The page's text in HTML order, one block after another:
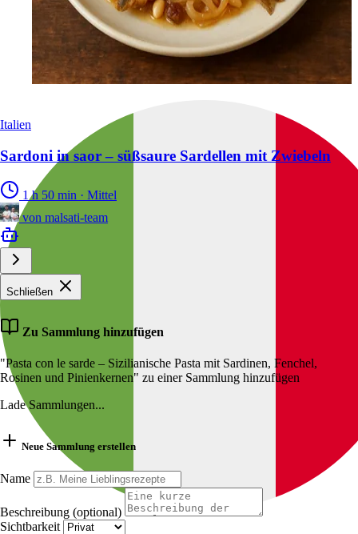
Italien
Sardoni in saor – süßsaure Sardellen mit Zwiebeln
1 h 50 min · Mittel
von malsati-team
Schließen
Zu Sammlung hinzufügen
"Pasta con le sarde – Sizilianische Pasta mit Sardinen, Fenchel,
Rosinen und Pinienkernen" zu einer Sammlung hinzufügen
Lade Sammlungen...
Neue Sammlung erstellen
Name
Beschreibung (optional)
Sichtbarkeit